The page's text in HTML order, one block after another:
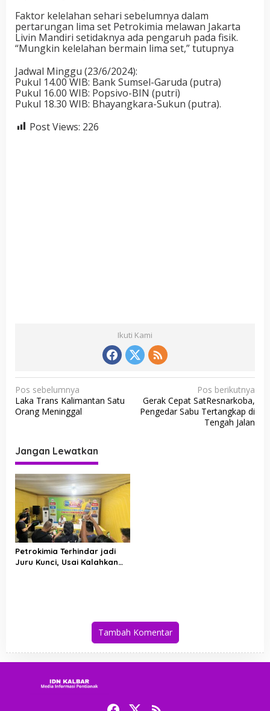
Faktor kelelahan sehari sebelumnya dalam
pertarungan lima set Petrokimia melawan Jakarta
Livin Mandiri setidaknya ada pengaruh pada fisik.
“Mungkin kelelahan bermain lima set,” tutupnya
Jadwal Minggu (23/6/2024):
Pukul 14.00 WIB: Bank Sumsel-Garuda (putra)
Pukul 16.00 WIB: Popsivo-BIN (putri)
Pukul 18.30 WIB: Bhayangkara-Sukun (putra).
Post Views: 226
Ikuti Kami
N
a
g
a
s
p
o
s
Pos sebelumnya
Laka Trans Kalimantan Satu
Orang Meninggal
Pos berikutnya
Gerak Cepat SatResnarkoba,
Pengedar Sabu Tertangkap di
Tengah Jalan
Jangan Lewatkan
Petrokimia Terhindar jadi
Juru Kunci, Usai Kalahkan
Tambah Komentar